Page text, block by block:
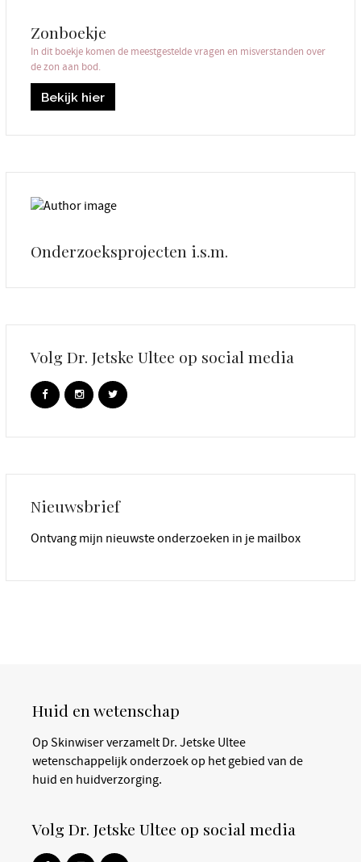
Zonboekje
In dit boekje komen de meestgestelde vragen en misverstanden over
de zon aan bod.
Bekijk hier
Onderzoeksprojecten i.s.m.
Volg Dr. Jetske Ultee op social media
Nieuwsbrief
Ontvang mijn nieuwste onderzoeken in je mailbox
Huid en wetenschap
Op Skinwiser verzamelt Dr. Jetske Ultee
wetenschappelijk onderzoek op het gebied van de
huid en huidverzorging.
Volg Dr. Jetske Ultee op social media